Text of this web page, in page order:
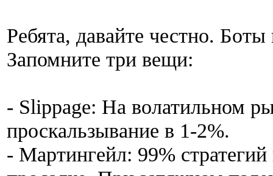
Ребята, давайте честно.
Запомните три вещи:
- Slippage: На волатильном
проскальзывание в 1-2%.
- Мартингейл: 99%